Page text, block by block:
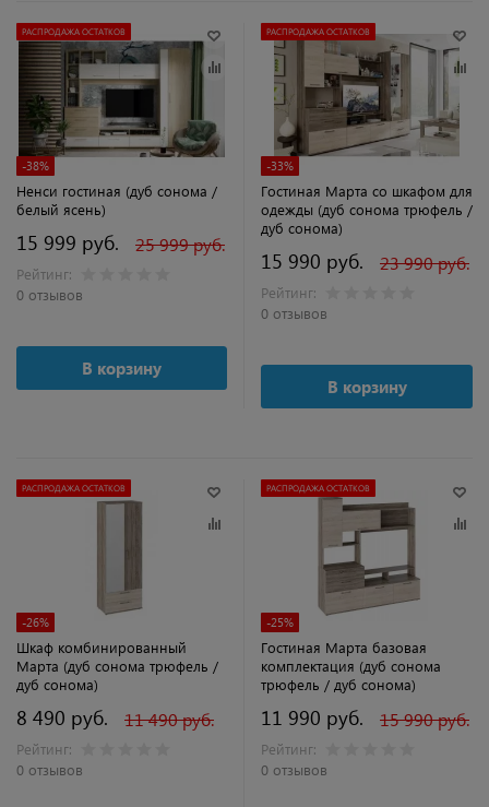
РАСПРОДАЖА ОСТАТКОВ
-38%
Ненси гостиная (дуб сонома /
белый ясень)
15 999 руб. 25 999 руб.
Рейтинг:
0 отзывов
В корзину
РАСПРОДАЖА ОСТАТКОВ
-33%
Гостиная Марта со шкафом для
одежды (дуб сонома трюфель /
дуб сонома)
15 990 руб. 23 990 руб.
Рейтинг:
0 отзывов
В корзину
РАСПРОДАЖА ОСТАТКОВ
-26%
Шкаф комбинированный
Марта (дуб сонома трюфель /
дуб сонома)
8 490 руб. 11 490 руб.
Рейтинг:
0 отзывов
РАСПРОДАЖА ОСТАТКОВ
-25%
Гостиная Марта базовая
комплектация (дуб сонома
трюфель / дуб сонома)
11 990 руб. 15 990 руб.
Рейтинг:
0 отзывов